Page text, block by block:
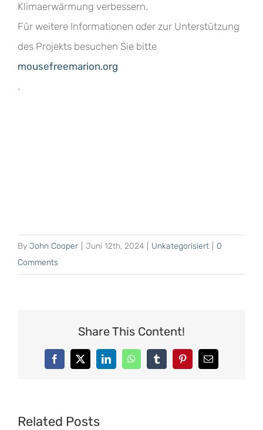
Klimaerwärmung verbessern.
Für weitere Informationen oder zur Unterstützung
des Projekts besuchen Sie bitte
mousefreemarion.org
.
By John Cooper Juni 12th, 2024 Unkategorisiert
0
Comments
Share This Content!
Facebook
X LinkedInWhatsAppTumblrPinterestEmail
Related Posts